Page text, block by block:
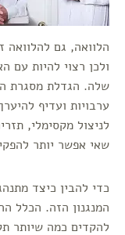
הלוואה, גם
ולכן רצוי להיות עם
שלה. הגדלת מסגרת
ערבויות ועדיף
לניצול מקסימלי,
שאי אפשר יותר
כדי להבין כיצד
המנגנון הזה. הכלל
להקדים כמה שיותר